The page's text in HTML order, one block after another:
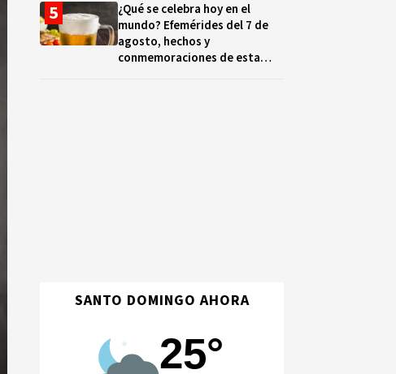
¿Qué se celebra hoy en el
mundo? Efemérides del 7 de
agosto, hechos y
conmemoraciones de esta
SANTO DOMINGO AHORA
25°